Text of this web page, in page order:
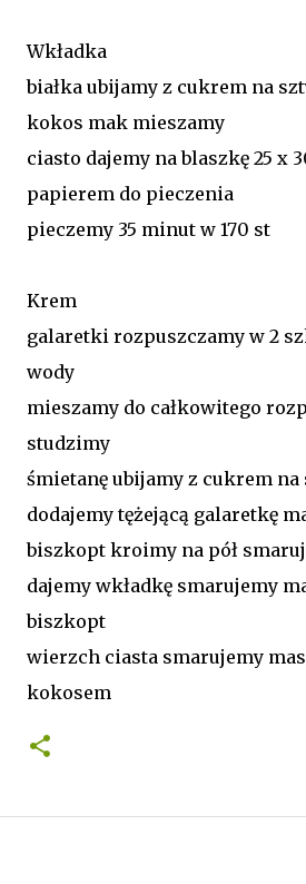
Wkładka
białka ubijamy z cukrem na
kokos mak mieszamy
ciasto dajemy na blaszkę 25 x
papierem do pieczenia
pieczemy 35 minut w 170 st
Krem
galaretki rozpuszczamy w 2
wody
mieszamy do całkowitego
studzimy
śmietanę ubijamy z cukrem na
dodajemy tężejącą galaretkę
biszkopt kroimy na pół
dajemy wkładkę smarujemy
biszkopt
wierzch ciasta smarujemy
kokosem